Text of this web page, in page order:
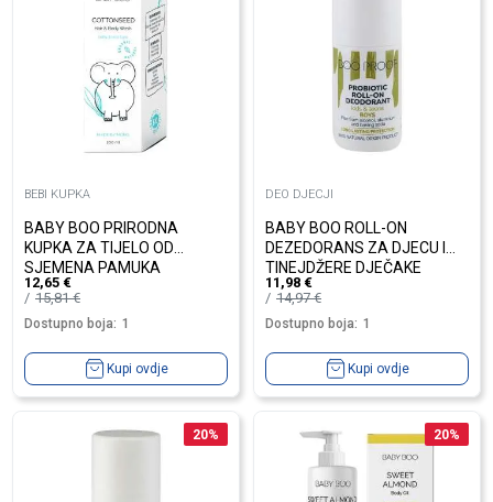
BEBI KUPKA
BABY BOO PRIRODNA
KUPKA ZA TIJELO OD
SJEMENA PAMUKA
12,65 €
15,81€
Dostupno boja: 1
Kupi ovdje
DEO DJECJI
BABY BOO ROLL-ON
DEZEDORANS ZA DJECU I
TINEJDŽERE DJEČAKE
11,98 €
14,97€
Dostupno boja: 1
Kupi ovdje
20% 20%